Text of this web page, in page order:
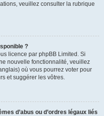
veuillez consulter la rubrique
?
licence par phpBB Limited. Si
nouvelle fonctionnalité, veuillez
où vous pourrez voter pour
et suggérer les vôtres.
d’abus ou d’ordres légaux liés